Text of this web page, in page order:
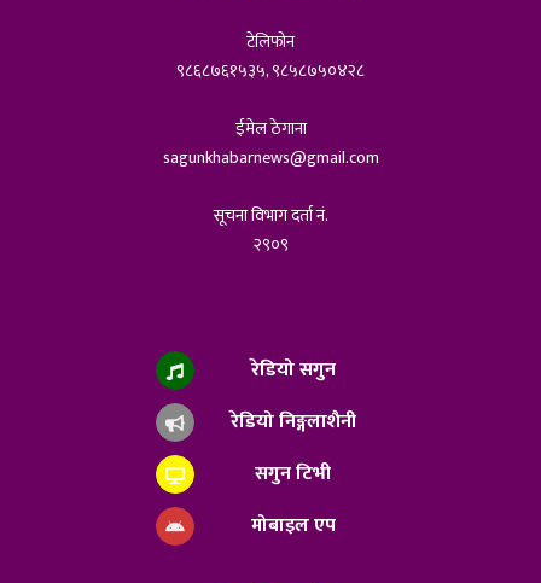
टेलिफोन
९८६८७६१५३५, ९८५८७५०४२८
ईमेल ठेगाना
sagunkhabarnews@gmail.com
सूचना विभाग दर्ता नं.
२९०९
रेडियो सगुन
रेडियो निङ्गलाशैनी
सगुन टिभी
मोबाइल एप